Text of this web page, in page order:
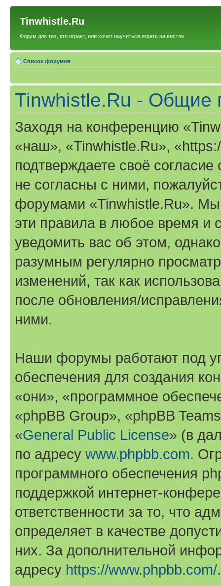
Tinwhistle.Ru
Форум для тех, кто играет, или хочет научиться играть на вистле
Список форумов
Tinwhistle.Ru - Общие
Заходя на конференцию
«наш», «Tinwhistle.Ru»,
подтверждаете своё
не согласны с ними,
форумами «Tinwhistle.Ru». Мы
эти правила в любое время и
уведомить вас об этом,
разумным регулярно
изменений, так как
после обновления/
ними.
Наши форумы работают под
обеспечения для создания
«они», «программное
«phpBB Group», «phpBB
«General Public License» (в
по адресу www.phpbb.com.
программного обеспечения
поддержкой интернет-
ответственности за то, что
определяет в качестве
них. За дополнительной
адресу https://www.phpbb.com/.